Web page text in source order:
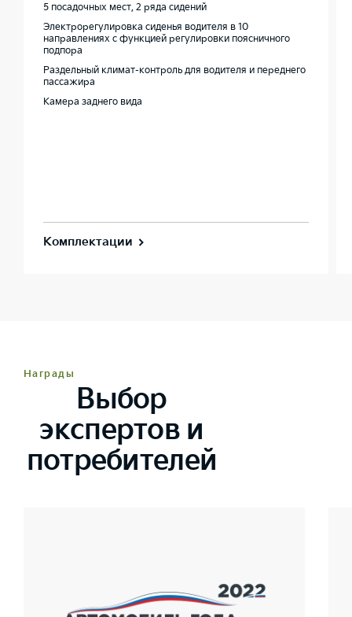
5 посадочных мест, 2 ряда сидений
Электрорегулировка сиденья водителя в 10
направлениях с функцией регулировки поясничного
подпора
Раздельный климат-контроль для водителя и переднего
пассажира
Камера заднего вида
Комплектации
Награды
Выбор
экспертов и
потребителей